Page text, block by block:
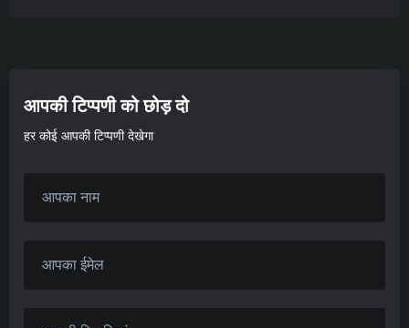
आपकी टिप्पणी को छोड़ दो
हर कोई आपकी टिप्पणी देखेगा